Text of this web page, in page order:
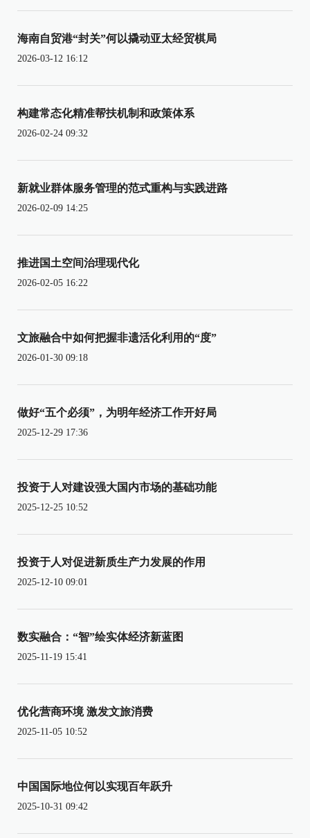
海南自贸港“封关”何以撬动亚太经贸棋局
2026-03-12 16:12
构建常态化精准帮扶机制和政策体系
2026-02-24 09:32
新就业群体服务管理的范式重构与实践进路
2026-02-09 14:25
推进国土空间治理现代化
2026-02-05 16:22
文旅融合中如何把握非遗活化利用的“度”
2026-01-30 09:18
做好“五个必须”，为明年经济工作开好局
2025-12-29 17:36
投资于人对建设强大国内市场的基础功能
2025-12-25 10:52
投资于人对促进新质生产力发展的作用
2025-12-10 09:01
数实融合：“智”绘实体经济新蓝图
2025-11-19 15:41
优化营商环境 激发文旅消费
2025-11-05 10:52
中国国际地位何以实现百年跃升
2025-10-31 09:42